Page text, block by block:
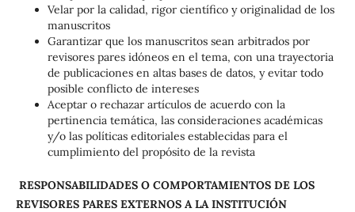
Velar por la calidad, rigor científico y originalidad de los
manuscritos
Garantizar que los manuscritos sean arbitrados por
revisores pares idóneos en el tema, con una trayectoria
de publicaciones en altas bases de datos, y evitar todo
posible conflicto de intereses
Aceptar o rechazar artículos de acuerdo con la
pertinencia temática, las consideraciones académicas
y/o las políticas editoriales establecidas para el
cumplimiento del propósito de la revista
RESPONSABILIDADES O COMPORTAMIENTOS DE LOS
REVISORES PARES EXTERNOS A LA INSTITUCIÓN